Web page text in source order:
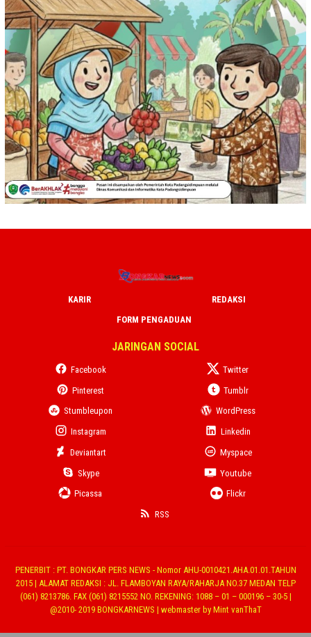
KARIR
REDAKSI
FORM PENGADUAN
JARINGAN SOCIAL
Facebook
Twitter
Pinterest
Tumblr
Stumbleupon
WordPress
Instagram
Linkedin
Deviantart
Myspace
Skype
Youtube
Picassa
Flickr
RSS
PENERBIT : PT. BONGKAR PERS NEWS - Nomor AHU-0010421.AHA.01.01.TAHUN
2015 | ALAMAT REDAKSI : JL. FLAMBOYAN RAYA/RAHARJA NO.37 MEDAN TELP
(061) 8213786. FAX (061) 8215552 NO. REKENING: 1088 – 01 – 000196 – 30-5 |
@2010- 2019 BONGKARNEWS | webmaster by Mint vanThaT